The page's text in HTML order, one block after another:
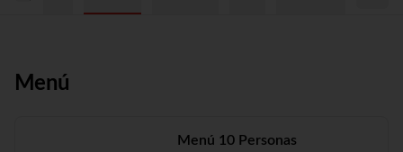
Menú
Menú 10 Personas